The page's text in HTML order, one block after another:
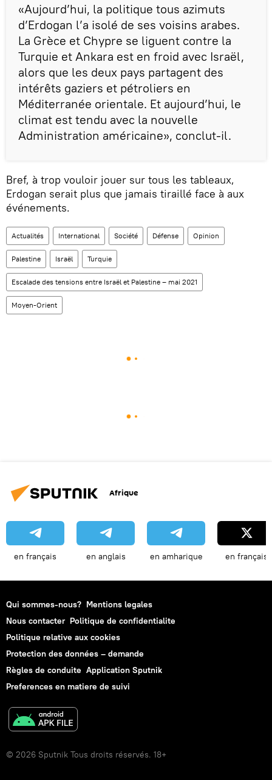
«Aujourd’hui, la politique tous azimuts
d’Erdogan l’a isolé de ses voisins arabes.
La Grèce et Chypre se liguent contre la
Turquie et Ankara est en froid avec Israël,
alors que les deux pays partagent des
intérêts gaziers et pétroliers en
Méditerranée orientale. Et aujourd’hui, le
climat est tendu avec la nouvelle
Administration américaine», conclut-il.
Bref, à trop vouloir jouer sur tous les tableaux,
Erdogan serait plus que jamais tiraillé face à aux
événements.
Actualités International Société Défense Opinion
Palestine Israël Turquie
Escalade des tensions entre Israël et Palestine – mai 2021
Moyen-Orient
Afrique
en français en anglais en amharique en français
Qui sommes-nous? Mentions legales
Nous contacter Politique de confidentialite
Politique relative aux cookies
Protection des données – demande
Règles de conduite Application Sputnik
Preferences en matiere de suivi
© 2026 Sputnik Tous droits réservés. 18+